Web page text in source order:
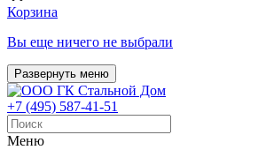
Корзина
Вы еще ничего не выбрали
Развернуть меню
+7 (495) 587-41-51
Меню